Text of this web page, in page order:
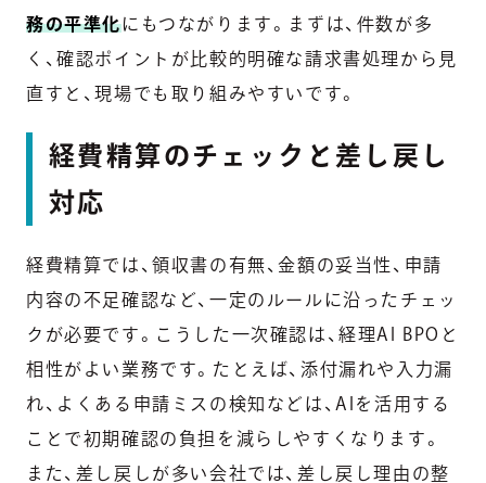
務の平準化にもつながります。まずは、件数が多
く、確認ポイントが比較的明確な請求書処理から見
直すと、現場でも取り組みやすいです。
経費精算のチェックと差し戻し
対応
経費精算では、領収書の有無、金額の妥当性、申請
内容の不足確認など、一定のルールに沿ったチェッ
クが必要です。こうした一次確認は、経理AI BPOと
相性がよい業務です。たとえば、添付漏れや入力漏
れ、よくある申請ミスの検知などは、AIを活用する
ことで初期確認の負担を減らしやすくなります。
また、差し戻しが多い会社では、差し戻し理由の整